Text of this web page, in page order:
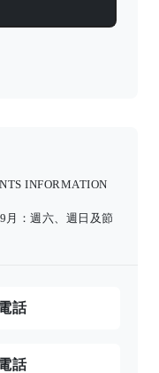
INFORMATION
月：週六、週日及節
話
話